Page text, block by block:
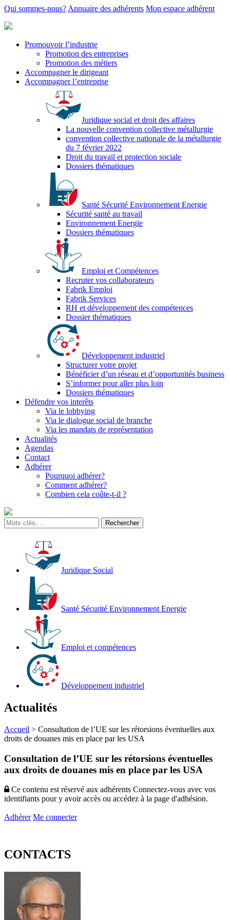
Qui sommes-nous? Annuaire des adhérents Mon espace adhérent
Promouvoir l’industrie
Promotion des entreprises
Promotion des métiers
Accompagner le dirigeant
Accompagner l’entreprise
Juridique social et droit des affaires
La nouvelle convention collective métallurgie
convention collective nationale de la métallurgie
du 7 février 2022
Droit du travail et protection sociale
Dossiers thématiques
Santé Sécurité Environnement Energie
Sécurité santé au travail
Environnement Energie
Dossiers thématiques
Emploi et Compétences
Recruter vos collaborateurs
Fabrik Emploi
Fabrik Services
RH et développement des compétences
Dossier thématiques
Développement industriel
Structurer votre projet
Bénéficier d’un réseau et d’opportunités business
S’informer pour aller plus loin
Dossiers thématiques
Défendre vos interêts
Via le lobbying
Via le dialogue social de branche
Via les mandats de représentation
Actualités
Agendas
Contact
Adhérer
Pourquoi adhérer?
Comment adhérer?
Combien cela coûte-t-il ?
Juridique Social
Santé Sécurité Environnement Energie
Emploi et compétences
Développement industriel
Actualités
Accueil > Consultation de l’UE sur les rétorsions éventuelles aux
droits de douanes mis en place par les USA
Consultation de l’UE sur les rétorsions éventuelles
aux droits de douanes mis en place par les USA
Ce contenu est réservé aux adhérents Connectez-vous avec vos
identifiants pour y avoir accès ou accédez à la page d'adhésion.
Adhérer Me connecter
CONTACTS